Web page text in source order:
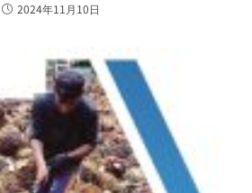
2024年11月10日